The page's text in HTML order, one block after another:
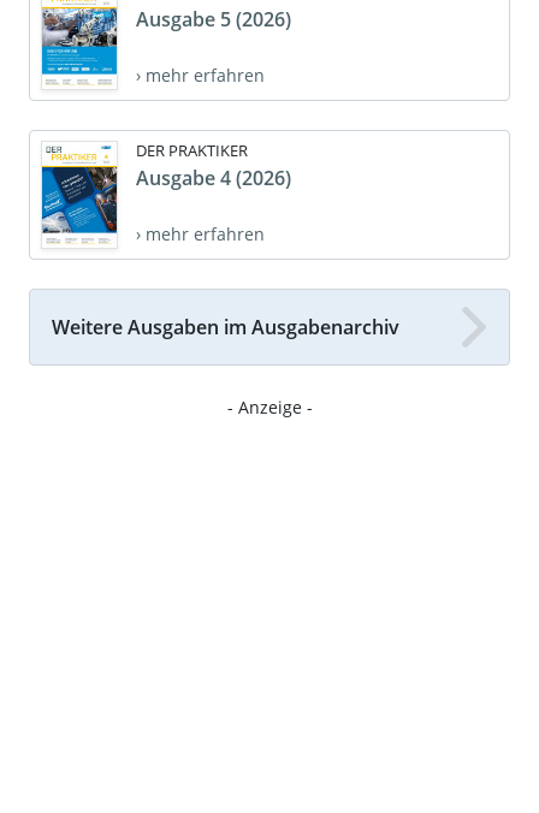
Ausgabe 5 (2026)
› mehr erfahren
DER PRAKTIKER
Ausgabe 4 (2026)
› mehr erfahren
Weitere Ausgaben im Ausgabenarchiv
- Anzeige -